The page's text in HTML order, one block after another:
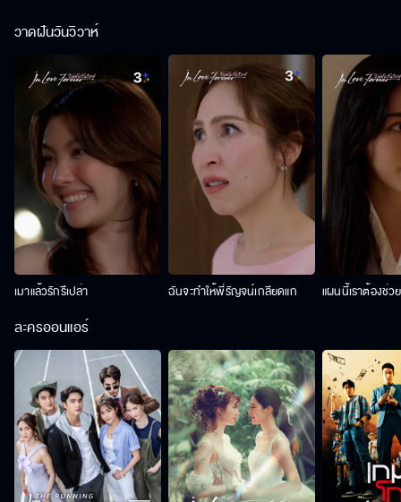
วาดฝันวันวิวาห์
เมาแล้วรักรึเปล่า ฉันจะทำให้พี่รัญจน์เกลียดแก แผนนี้เราต้องช่ว
ละครออนแอร์